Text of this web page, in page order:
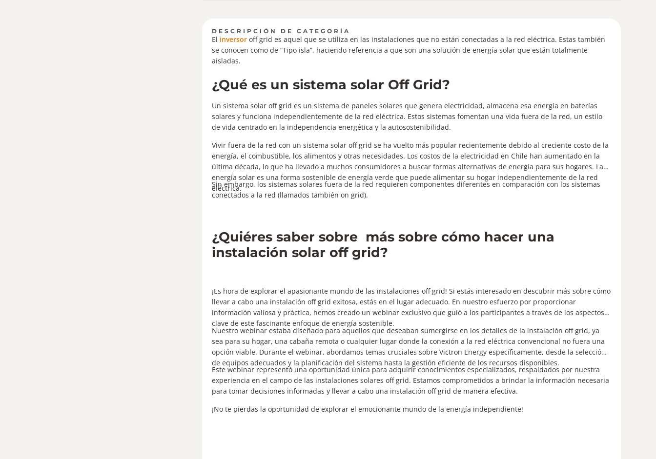
Huawei.
DESCRIPCIÓN DE CATEGORÍA
El inversor off grid es aquel que se utiliza en las instalaciones que no están conectadas a la red eléctrica. Estas también
se conocen como de “Tipo isla”, haciendo referencia a que son una solución de energía solar que están totalmente
aisladas.
¿Qué es un sistema solar Off Grid?
Un sistema solar off grid es un sistema de paneles solares que genera electricidad, almacena esa energía en baterías
solares y funciona independientemente de la red eléctrica. Estos sistemas fomentan una vida fuera de la red, un estilo
de vida centrado en la independencia energética y la autosostenibilidad.
Vivir fuera de la red con un sistema solar off grid se ha vuelto más popular recientemente debido al creciente costo de la
energía, el combustible, los alimentos y otras necesidades. Los costos de la electricidad en Chile han aumentado en la
última década, lo que ha llevado a muchos consumidores a buscar formas alternativas de energía para sus hogares. La
energía solar es una forma sostenible de energía verde que puede alimentar su hogar independientemente de la red
eléctrica.
Sin embargo, los sistemas solares fuera de la red requieren componentes diferentes en comparación con los sistemas
conectados a la red (llamados también on grid).
¿Quiéres saber sobre más sobre cómo hacer una
instalación solar off grid?
¡Es hora de explorar el apasionante mundo de las instalaciones off grid! Si estás interesado en descubrir más sobre cómo
llevar a cabo una instalación off grid exitosa, estás en el lugar adecuado. En nuestro esfuerzo por proporcionar
información valiosa y práctica, hemos creado un webinar exclusivo que guió a los participantes a través de los aspectos
clave de este fascinante enfoque de energía sostenible.
Nuestro webinar estaba diseñado para aquellos que deseaban sumergirse en los detalles de la instalación off grid, ya
sea para su hogar, una cabaña remota o cualquier lugar donde la conexión a la red eléctrica convencional no fuera una
opción viable. Durante el webinar, abordamos temas cruciales sobre Victron Energy específicamente, desde la selección
de equipos adecuados y la planificación del sistema hasta la gestión eficiente de los recursos disponibles.
Este webinar representó una oportunidad única para adquirir conocimientos especializados, respaldados por nuestra
experiencia en el campo de las instalaciones solares off grid. Estamos comprometidos a brindar la información necesaria
para tomar decisiones informadas y llevar a cabo una instalación off grid de manera efectiva.
¡No te pierdas la oportunidad de explorar el emocionante mundo de la energía independiente!